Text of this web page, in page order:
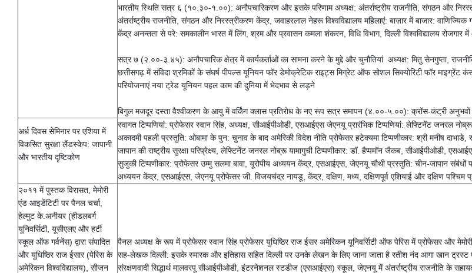
भारतीय स्थिति सत्र ६ (१०.३०-१.००): अनौपचारिकरण और इसके परिणाम अध्यक्ष: अंतर्राष्ट्रीय राजनीति, संगठन और
अंतर्राष्ट्रीय राजनीति, संगठन और निरस्त्रीकरण केंद्र, जवाहरलाल नेहरू विश्वविद्यालय महिलाएं: बाज़ार में बाजार:
केंद्र अनन्तता से परे: समकालीन भारत में लिंग, श्रम और प्रवासन कमला शंकरन, विधि विभाग, दिल्ली विश्वविद्यालय रोजगार
सत्र ७ (२.००-३.४५): अनौपचारिक क्षेत्र में कार्यकर्ताओं का सामना करने के मुद्दे और चुनौतियां अध्यक्ष: मितु सेनगुप्ता,
छत्तीसगढ़ में संविदा श्रमिकों के संघर्ष पीपल्स यूनियन फॉर डेमोक्रेटिक राइट्स मिग्रेट ऑफ सोशल सिक्योरिटी फॉर माइग्रेंट
परियोजनाएं नया ट्रेड यूनियन पहल काम की दुनिया में भेदभाव से लड़ने
बिगुल मजदूर दस्ता वैश्वीकरण के आयु में वर्किंग क्लास प्रतिरोध के नए रूप सत्र समापन (४.००-५.००): क्रॉस-कंट्री अनुभवों
अर्ध दिवस सेमिनार पर एशिया में
विकसित सुरक्षा लैंडस्केप: जापानी
और भारतीय दृष्टिकोण
स्वागत टिप्पणियां: प्रोफेसर स्वान सिंह, अध्यक्ष, सीआईपीओडी, एसआईएस जेएनयू प्रारंभिक टिप्पणियां: लेफ्टिनेंट जनरल नोब्रू
अकादमी पहली प्रस्तुति: ओबामा के पुन: चुनाव के बाद अमेरिकी विदेश नीति प्रोफेसर हटेक्यमा टिप्पणीकार: श्री मनीष
जापान की राष्ट्रीय सुरक्षा परिप्रेक्ष्य, लेफ्टिनेंट जनरल नोब्रू यामागुची टिप्पणीकार: डॉ. हैप्पमॉन जैकब, सीआईपीओडी,
सुजुकी टिप्पणीकार: प्रोफेसर उम्मु सलमा बावा, यूरोपीय अध्ययन केंद्र, एसआईएस, जेएनयू चौथी प्रस्तुति: चीन-जापान संबंधों पर
अध्ययन केंद्र, एसआईएस, जेएनयू प्रोफेसर जी. विजयचंद्र नायडू, केंद्र, दक्षिण, मध्य, दक्षिणपूर्व एशियाई और दक्षिण
२०११ में पुस्तक विरासत, मेमोरी
एंड आइडेंटिटी पर पैनल चर्चा,
हेल्मुट के.अनीयर (हीडलबर्ग
यूनिवर्सिटी, यूसीएलए और हर्टी
स्कूल ऑफ गर्वनेंस) द्वारा संपादित
और युधिष्ठिर राज ईसार (पेरिस के
अमेरिकन विश्वविद्यालय), सीजन
पैनल अध्यक्ष के रूप में प्रोफेसर स्वान सिंह प्रोफेसर युधिष्ठिर राज ईसर अमेरिकन यूनिवर्सिटी ऑफ पेरिस में प्रोफेसर और
सह-लेखक दिल्ली: इसके स्मारक और इतिहास सहित दिल्ली पर उनके लेखन के लिए जाना जाता है रतीश नंद आगा खान ट्रस्ट
संरक्षणवादी सिद्धार्थ मालवरपू सीआईपीओडी, इंटरनेशनल स्टडीज (एसआईएस) स्कूल, जेएनयू में अंतर्राष्ट्रीय राजनीति के